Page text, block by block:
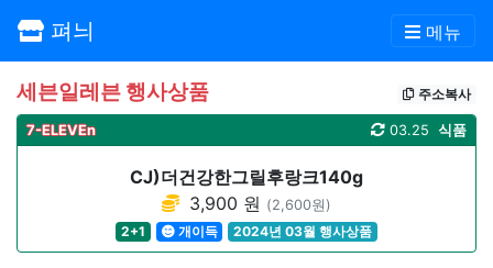
펴늬 메뉴
세븐일레븐 행사상품 주소복사
7-ELEVEn 식품
03.25
CJ)더건강한그릴후랑크140g
3,900 원 (2,600원)
2+1
개이득 2024년 03월 행사상품